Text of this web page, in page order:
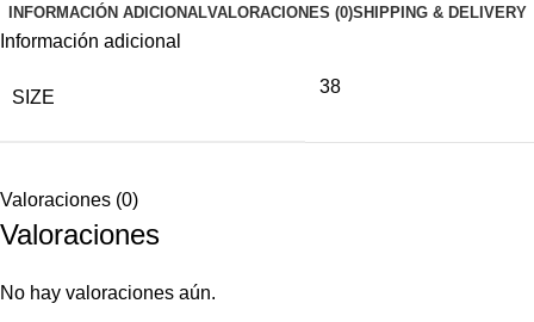
INFORMACIÓN ADICIONALVALORACIONES (0)SHIPPING & DELIVERY
Información adicional
SIZE
38
Valoraciones (0)
Valoraciones
No hay valoraciones aún.